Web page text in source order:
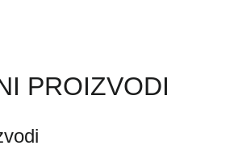
PROIZVODI